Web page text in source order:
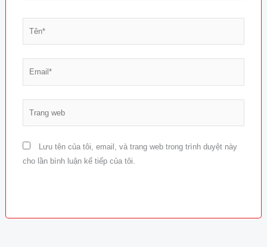
Lưu tên của tôi, email, và trang web trong trình duyệt này
cho lần bình luận kế tiếp của tôi.